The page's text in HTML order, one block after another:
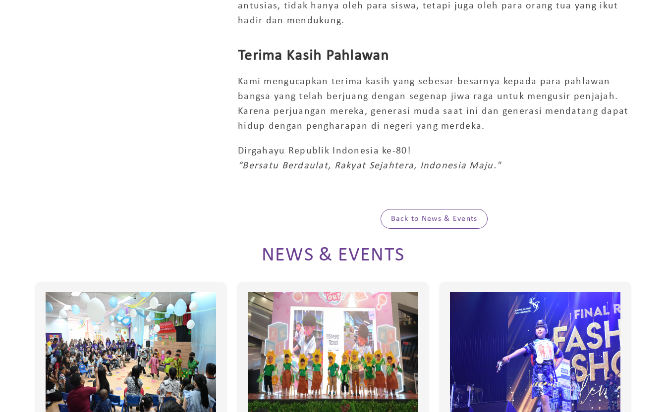
antusias, tidak hanya oleh para siswa, tetapi juga oleh para orang tua yang ikut
hadir dan mendukung.
Terima Kasih Pahlawan
Kami mengucapkan terima kasih yang sebesar-besarnya kepada para pahlawan
bangsa yang telah berjuang dengan segenap jiwa raga untuk mengusir penjajah.
Karena perjuangan mereka, generasi muda saat ini dan generasi mendatang dapat
hidup dengan pengharapan di negeri yang merdeka.
Dirgahayu Republik Indonesia ke-80!
“Bersatu Berdaulat, Rakyat Sejahtera, Indonesia Maju."
Back to News & Events
NEWS & EVENTS